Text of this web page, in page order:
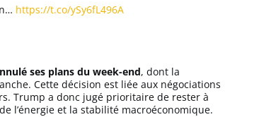
https://t.co/ySy6fL496A
ses plans du week-end, dont la
Cette décision est liée aux négociations
Trump a donc jugé prioritaire de rester à
l’énergie et la stabilité macroéconomique.